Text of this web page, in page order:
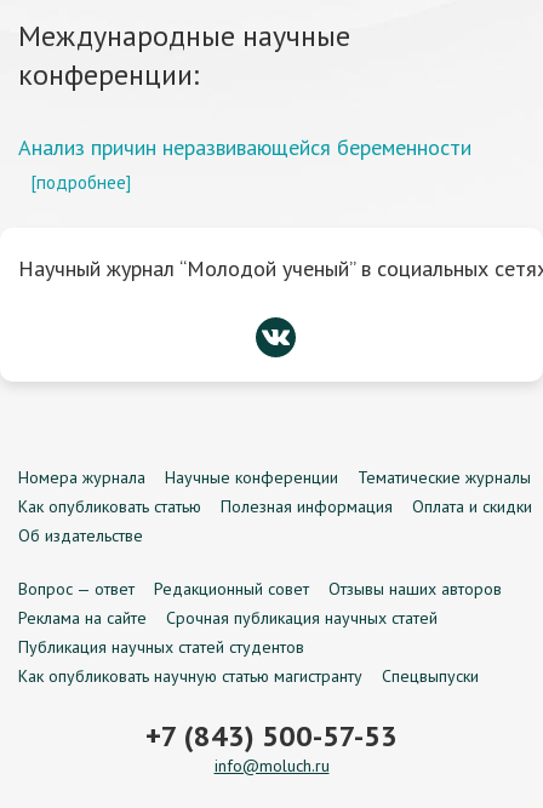
Международные научные
конференции:
Анализ причин неразвивающейся беременности
[подробнее]
Научный журнал “Молодой ученый” в социальных
Номера журнала Научные конференции
Тематические журналы
Как опубликовать статью
Полезная информация
Оплата и скидки
Об издательстве
Вопрос — ответ Редакционный совет
Отзывы наших авторов
Реклама на сайте
Срочная публикация научных статей
Публикация научных статей студентов
Как опубликовать научную статью магистранту
Спецвыпуски
+7 (843) 500-57-53
info@moluch.ru